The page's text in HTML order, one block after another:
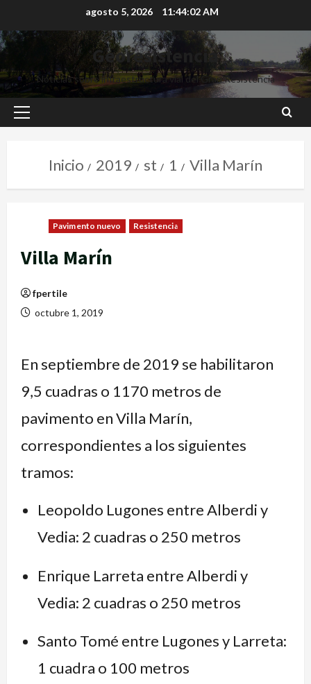
agosto 5, 2026 11:44:03 AM
Georesistencia
Noticias sobre infraestructura vial del Gran Resistencia
Inicio 2019 st 1 Villa Marín
Pavimento nuevo Resistencia
Villa Marín
fpertile
octubre 1, 2019
En septiembre de 2019 se habilitaron
9,5 cuadras o 1170 metros de
pavimento en Villa Marín,
correspondientes a los siguientes
tramos:
Leopoldo Lugones entre Alberdi y
Vedia: 2 cuadras o 250 metros
Enrique Larreta entre Alberdi y
Vedia: 2 cuadras o 250 metros
Santo Tomé entre Lugones y Larreta:
1 cuadra o 100 metros